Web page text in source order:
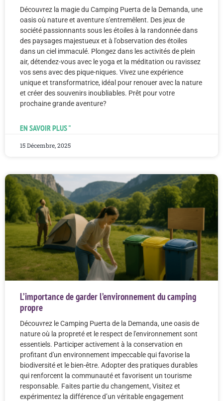
Découvrez la magie du Camping Puerta de la Demanda, une
oasis où nature et aventure s'entremêlent. Des jeux de
société passionnants sous les étoiles à la randonnée dans
des paysages majestueux et à l'observation des étoiles
dans un ciel immaculé. Plongez dans les activités de plein
air, détendez-vous avec le yoga et la méditation ou ravissez
vos sens avec des pique-niques. Vivez une expérience
unique et transformatrice, idéal pour renouer avec la nature
et créer des souvenirs inoubliables. Prêt pour votre
prochaine grande aventure?
EN SAVOIR PLUS "
15 Décembre, 2025
L’importance de garder l’environnement du camping
propre
Découvrez le Camping Puerta de la Demanda, une oasis de
nature où la propreté et le respect de l'environnement sont
essentiels. Participer activement à la conservation en
profitant d'un environnement impeccable qui favorise la
biodiversité et le bien-être. Adopter des pratiques durables
qui renforcent la communauté et favorisent un tourisme
responsable. Faites partie du changement, Visitez et
expérimentez la différence d’un véritable engagement